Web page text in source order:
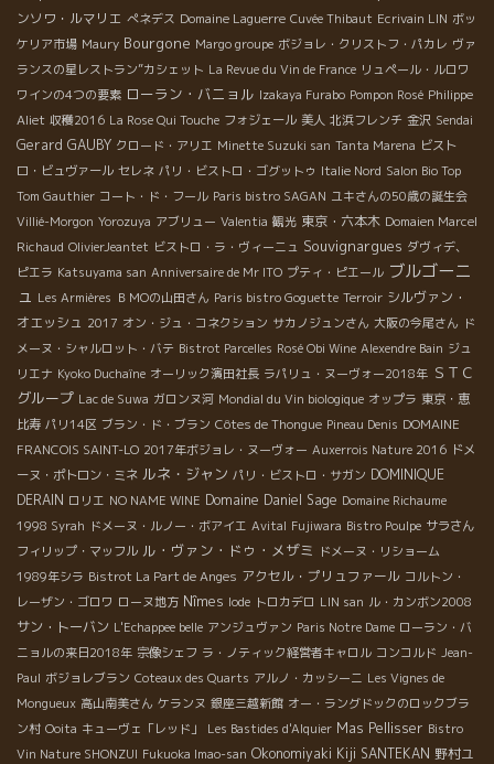
ンソワ・ルマリエ ぺネデス Domaine Laguerre Cuvée Thibaut Ecrivain LIN ボッ
ケリア市場 Maury Bourgone Margo groupe ボジョレ・クリストフ・パカレ ヴァ
ランスの星レストラン”カシェット La Revue du Vin de France リュペール・ルロワ
ワインの4つの要素 ローラン・バニョル Izakaya Furabo Pompon Rosé Philippe
Aliet 収穫2016 La Rose Qui Touche フォジェール 美人 北浜フレンチ 金沢 Sendai
Gerard GAUBY クロード・アリエ Minette Suzuki san Tanta Marena ビスト
ロ・ビュヴァール セレネ パリ・ビストロ・ゴグットゥ Italie Nord Salon Bio Top
Tom Gauthier コート・ド・フール Paris bistro SAGAN ユキさんの50歳の誕生会
Villié-Morgon Yorozuya アブリュー Valentia 観光 東京・六本木 Domaien Marcel
Richaud OlivierJeantet ビストロ・ラ・ヴィーニュ Souvignargues ダヴィデ、
ピエラ Katsuyama san Anniversaire de Mr ITO プティ・ピエール ブルゴーニ
ュ Les Armières ＢＭОの山田さん Paris bistro Goguette Terroir シルヴァン・
オエッシュ 2017 オン・ジュ・コネクション サカノジュンさん 大阪の今尾さん ド
メーヌ・シャルロット・バテ Bistrot Parcelles Rosé Obi Wine Alexendre Bain ジュ
リエナ Kyoko Duchaîne オーリック濱田社長 ラパリュ・ヌーヴォー2018年 ＳＴＣ
グループ Lac de Suwa ガロンヌ河 Mondial du Vin biologique オップラ 東京・恵
比寿 パリ14区 ブラン・ド・ブラン Côtes de Thongue Pineau Denis DOMAINE
FRANCOIS SAINT-LO 2017年ボジョレ・ヌーヴォー Auxerrois Nature 2016 ドメ
ーヌ・ポトロン・ミネ ルネ・ジャン パリ・ビストロ・サガン DOMINIQUE
DERAIN ロリエ NO NAME WINE Domaine Daniel Sage Domaine Richaume
1998 Syrah ドメーヌ・ルノー・ボアイエ Avital Fujiwara Bistro Poulpe サラさん
フィリップ・マッフル ル・ヴァン・ドゥ・メザミ ドメーヌ・リショーム
1989年シラ Bistrot La Part de Anges アクセル・プリュファール コルトン・
レーザン・ゴロワ ローヌ地方 Nîmes Iode トロカデロ LIN san ル・カンボン2008
サン・トーバン L'Echappee belle アンジュヴァン Paris Notre Dame ローラン・バ
ニョルの来日2018年 宗像シェフ ラ・ノティック経営者キャロル コンコルド Jean-
Paul ボジョレブラン Coteaux des Quarts アルノ・カッシーニ Les Vignes de
Mongueux 高山南美さん ケランヌ 銀座三越新館 オー・ラングドックのロックブラ
ン村 Ooita キューヴェ「レッド」 Les Bastides d'Alquier Mas Pellisser Bistro
Vin Nature SHONZUI Fukuoka Imao-san Okonomiyaki Kiji SANTEKAN 野村ユ